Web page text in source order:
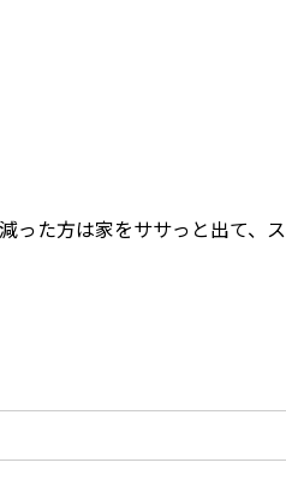
った方は家をササっと出て、